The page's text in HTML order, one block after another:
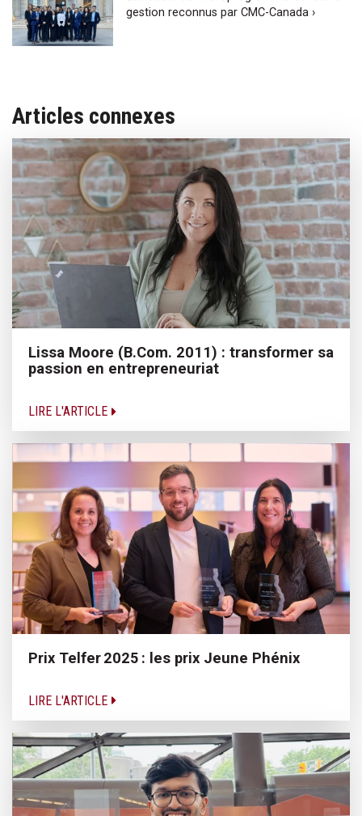
gestion reconnus par CMC-Canada ›
Articles connexes
Lissa Moore (B.Com. 2011) : transformer sa
passion en entrepreneuriat
LIRE L'ARTICLE
Prix Telfer 2025 : les prix Jeune Phénix
LIRE L'ARTICLE